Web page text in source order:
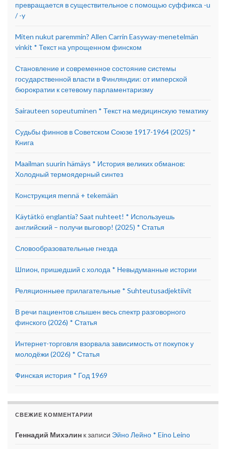
превращается в существительное с помощью суффикса -u
/ -y
Miten nukut paremmin? Allen Carrin Easyway-menetelmän
vinkit * Текст на упрощенном финском
Становление и современное состояние системы
государственной власти в Финляндии: от имперской
бюрократии к сетевому парламентаризму
Sairauteen sopeutuminen * Текст на медицинскую тематику
Судьбы финнов в Советском Союзе 1917-1964 (2025) *
Книга
Maailman suurin hämäys * История великих обманов:
Холодный термоядерный синтез
Конструкция mennä + tekemään
Käytätkö englantia? Saat nuhteet! * Используешь
английский – получи выговор! (2025) * Статья
Словообразовательные гнезда
Шпион, пришедший с холода * Невыдуманные истории
Реляционныее прилагательные * Suhteutusadjektiivit
В речи пациентов слышен весь спектр разговорного
финского (2026) * Статья
Интернет-торговля взорвала зависимость от покупок у
молодёжи (2026) * Статья
Финская история * Год 1969
СВЕЖИЕ КОММЕНТАРИИ
Геннадий Михэлин к записи Эйно Лейно * Eino Leino